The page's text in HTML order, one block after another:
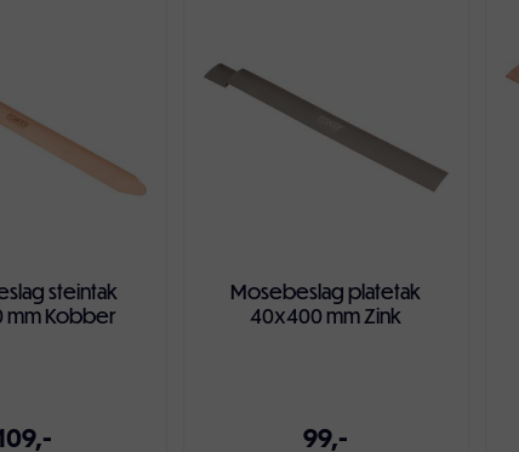
steintak
mm Kobber
Mosebeslag platetak
40x400 mm Zink
99,-